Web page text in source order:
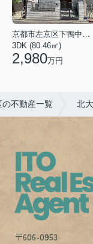
京都市左京区下鴨中川原町
3DK (80.46㎡)
2,980万円
の不動産一覧 北
〒606-0953